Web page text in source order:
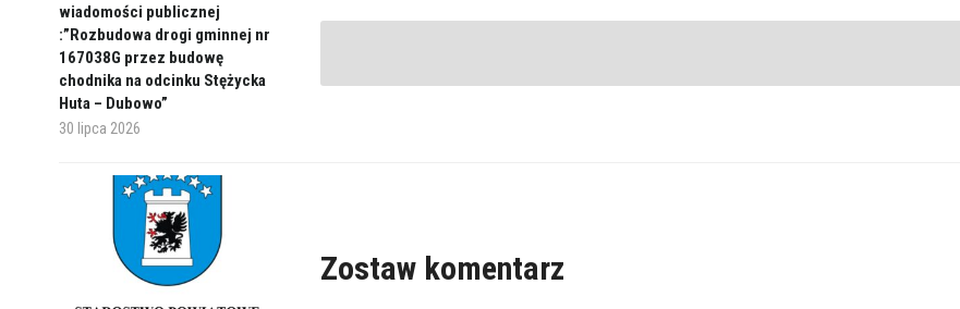
wiadomości publicznej
:”Rozbudowa drogi gminnej nr
167038G przez budowę
chodnika na odcinku Stężycka
Huta – Dubowo”
30 lipca 2026
Zostaw komentarz